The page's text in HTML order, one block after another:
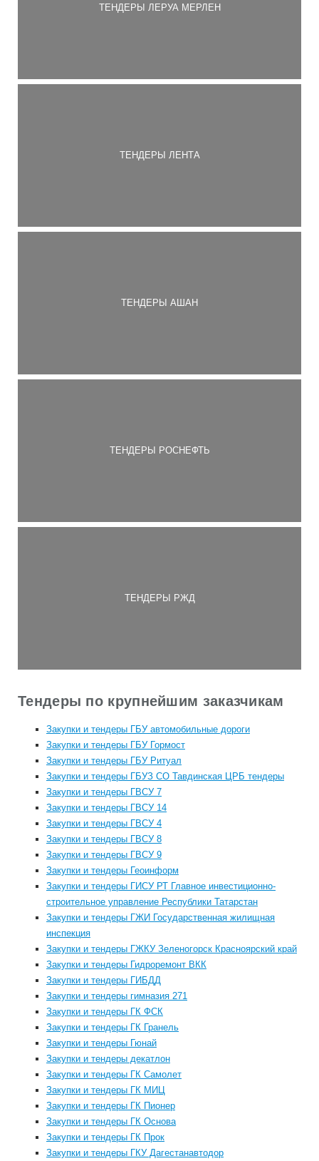
ТЕНДЕРЫ ЛЕРУА МЕРЛЕН
ТЕНДЕРЫ ЛЕНТА
ТЕНДЕРЫ АШАН
ТЕНДЕРЫ РОСНЕФТЬ
ТЕНДЕРЫ РЖД
Тендеры по крупнейшим заказчикам
Закупки и тендеры ГБУ автомобильные дороги
Закупки и тендеры ГБУ Гормост
Закупки и тендеры ГБУ Ритуал
Закупки и тендеры ГБУЗ СО Тавдинская ЦРБ тендеры
Закупки и тендеры ГВСУ 7
Закупки и тендеры ГВСУ 14
Закупки и тендеры ГВСУ 4
Закупки и тендеры ГВСУ 8
Закупки и тендеры ГВСУ 9
Закупки и тендеры Геоинформ
Закупки и тендеры ГИСУ РТ Главное инвестиционно-
строительное управление Республики Татарстан
Закупки и тендеры ГЖИ Государственная жилищная
инспекция
Закупки и тендеры ГЖКУ Зеленогорск Красноярский край
Закупки и тендеры Гидроремонт ВКК
Закупки и тендеры ГИБДД
Закупки и тендеры гимназия 271
Закупки и тендеры ГК ФСК
Закупки и тендеры ГК Гранель
Закупки и тендеры Гюнай
Закупки и тендеры декатлон
Закупки и тендеры ГК Самолет
Закупки и тендеры ГК МИЦ
Закупки и тендеры ГК Пионер
Закупки и тендеры ГК Основа
Закупки и тендеры ГК Прок
Закупки и тендеры ГКУ Дагестанавтодор